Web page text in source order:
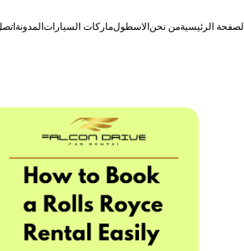
الصفحة الرئيسيةمن نحن الاسطولماركات السياراتالمدونة